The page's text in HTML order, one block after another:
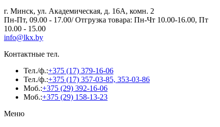
г. Минск, ул. Академическая, д. 16А, комн. 2
Пн-Пт, 09.00 - 17.00/ Отгрузка товара: Пн-Чт 10.00-16.00, Пт
10.00 - 15.00
info@lkx.by
Контактные тел.
Тел./ф.:+375 (17) 379-16-06
Тел./ф.:+375 (17) 357-03-85, 353-03-86
Моб.:+375 (29) 392-16-06
Моб.:+375 (29) 158-13-23
Меню